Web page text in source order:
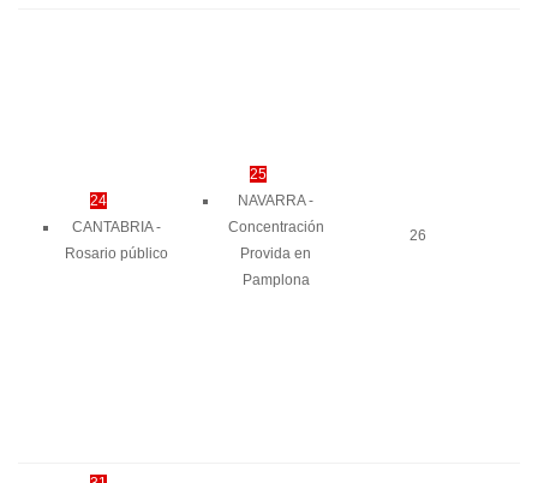
24
CANTABRIA -
Rosario público
25
NAVARRA -
Concentración
Provida en
Pamplona
26